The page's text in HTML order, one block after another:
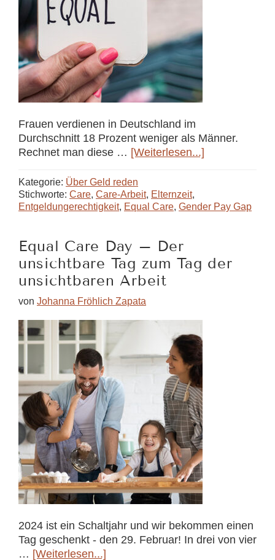
Frauen verdienen in Deutschland im
Durchschnitt 18 Prozent weniger als Männer.
Rechnet man diese … [Weiterlesen...]
2024
der
Kategorie: Über Geld reden
Stichworte: Care, Care-Arbeit, Elternzeit,
Entgeldungerechtigkeit, Equal Care, Gender Pay Gap
Equal Care Day – Der
unsichtbare Tag zum Tag der
unsichtbaren Arbeit
von Johanna Fröhlich Zapata
2024 ist ein Schaltjahr und wir bekommen einen
Tag geschenkt - den 29. Februar! In drei von vier
… [Weiterlesen...]